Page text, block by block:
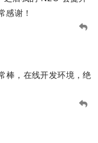
感谢！
棒，在线开发环境，绝